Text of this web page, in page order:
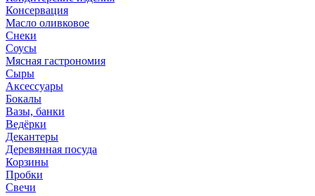
Консервация
Масло оливковое
Снеки
Соусы
Мясная гастрономия
Сыры
Аксессуары
Бокалы
Вазы, банки
Ведёрки
Декантеры
Деревянная посуда
Корзины
Пробки
Свечи